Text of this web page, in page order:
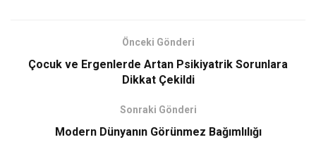
Önceki Gönderi
Çocuk ve Ergenlerde Artan Psikiyatrik Sorunlara
Dikkat Çekildi
Sonraki Gönderi
Modern Dünyanın Görünmez Bağımlılığı